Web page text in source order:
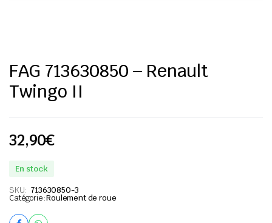
FAG 713630850 – Renault
Twingo II
32,90€
En stock
SKU: 713630850-3
Catégorie :Roulement de roue